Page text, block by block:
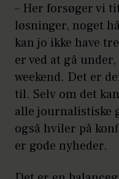
– Her forsøger vi
løsninger, noget
kan jo ikke have
er ved at gå
weekend. Det er
til. Selv om det
alle journalistiske
også hviler på
er gode nyheder.